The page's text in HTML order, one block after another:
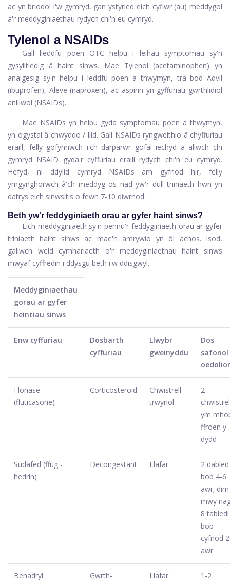
ac yn briodol i'w gymryd, gan ystyried eich cyflwr (au) meddygol
a'r meddyginiaethau rydych chi'n eu cymryd.
Tylenol a NSAIDs
Gall lleddfu poen OTC helpu i leihau symptomau sy'n
gysylltiedig â haint sinws. Mae Tylenol (acetaminophen) yn
analgesig sy'n helpu i leddfu poen a thwymyn, tra bod Advil
(ibuprofen), Aleve (naproxen), ac aspirin yn gyffuriau gwrthlidiol
anlliwol (NSAIDs).
Mae NSAIDs yn helpu gyda symptomau poen a thwymyn,
yn ogystal â chwyddo / llid. Gall NSAIDs ryngweithio â chyffuriau
eraill, felly gofynnwch i'ch darparwr gofal iechyd a allwch chi
gymryd NSAID gyda'r cyffuriau eraill rydych chi'n eu cymryd.
Hefyd, ni ddylid cymryd NSAIDs am gyfnod hir, felly
ymgynghorwch â'ch meddyg os nad yw'r dull triniaeth hwn yn
datrys eich sinwsitis o fewn 7-10 diwrnod.
Beth yw'r feddyginiaeth orau ar gyfer haint sinws?
Eich meddyginiaeth sy'n pennu'r feddyginiaeth orau ar gyfer
triniaeth haint sinws ac mae'n amrywio yn ôl achos. Isod,
gallwch weld cymhariaeth o'r meddyginiaethau haint sinws
mwyaf cyffredin i ddysgu beth i'w ddisgwyl.
Meddyginiaethau
gorau ar gyfer
heintiau sinws
Enw cyffuriau
Dosbarth
cyffuriau
Llwybr
gweinyddu
Dos
safonol
Flonase
(fluticasone)
Corticosteroid
Chwistrell
trwynol
2
ym
ffroen y
dydd
Sudafed (ffug -
hedrin)
Decongestant Llafar
2 dabled
bob 4-6
awr; dim
mwy
8 tabledi
bob
cyfnod
awr
Benadryl
Gwrth-
Llafar
1-2